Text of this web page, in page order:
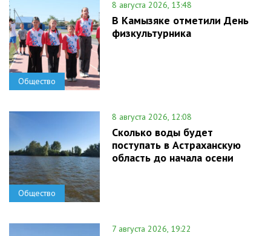
Общество
8 августа 2026, 13:48
В Камызяке отметили День
физкультурника
Общество
8 августа 2026, 12:08
Сколько воды будет
поступать в Астраханскую
область до начала осени
7 августа 2026, 19:22